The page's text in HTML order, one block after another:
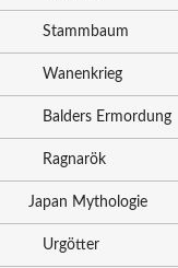
Stammbaum
Wanenkrieg
Balders Ermordung
Ragnarök
Japan Mythologie
Urgötter